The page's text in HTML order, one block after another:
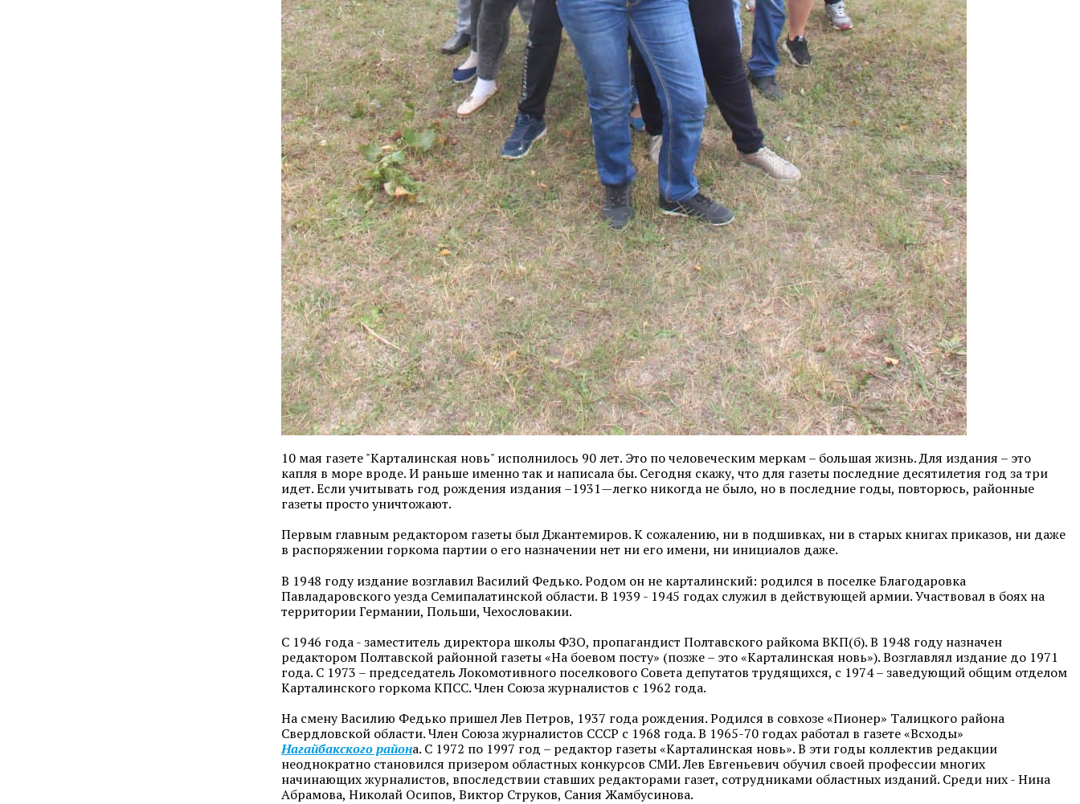
10 мая газете "Карталинская новь" исполнилось 90 лет. Это по человеческим меркам – большая жизнь. Для издания – это
капля в море вроде. И раньше именно так и написала бы. Сегодня скажу, что для газеты последние десятилетия год за три
идет. Если учитывать год рождения издания –1931—легко никогда не было, но в последние годы, повторюсь, районные
газеты просто уничтожают.
Первым главным редактором газеты был Джантемиров. К сожалению, ни в подшивках, ни в старых книгах приказов, ни даже
в распоряжении горкома партии о его назначении нет ни его имени, ни инициалов даже.
В 1948 году издание возглавил Василий Федько. Родом он не карталинский: родился в поселке Благодаровка
Павладаровского уезда Семипалатинской области. В 1939 - 1945 годах служил в действующей армии. Участвовал в боях на
территории Германии, Польши, Чехословакии.
С 1946 года - заместитель директора школы ФЗО, пропагандист Полтавского райкома ВКП(б). В 1948 году назначен
редактором Полтавской районной газеты «На боевом посту» (позже – это «Карталинская новь»). Возглавлял издание до 1971
года. С 1973 – председатель Локомотивного поселкового Совета депутатов трудящихся, с 1974 – заведующий общим отделом
Карталинского горкома КПСС. Член Союза журналистов с 1962 года.
На смену Василию Федько пришел Лев Петров, 1937 года рождения. Родился в совхозе «Пионер» Талицкого района
Свердловской области. Член Союза журналистов СССР с 1968 года. В 1965-70 годах работал в газете «Всходы»
Нагайбакского района. С 1972 по 1997 год – редактор газеты «Карталинская новь». В эти годы коллектив редакции
неоднократно становился призером областных конкурсов СМИ. Лев Евгеньевич обучил своей профессии многих
начинающих журналистов, впоследствии ставших редакторами газет, сотрудниками областных изданий. Среди них - Нина
Абрамова, Николай Осипов, Виктор Струков, Сания Жамбусинова.